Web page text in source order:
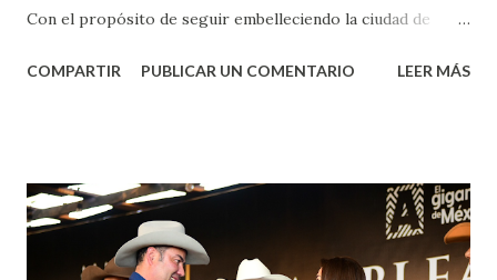
Con el propósito de seguir embelleciendo la ciudad de
municipal, Leo Montañez dio inicio al programa
Corazón Urbano y el Municipio capital. Leo Montañez
informó que en este programa se usarán cerca de 90 mil
metros cuadrados de pintura, para dar inicio en la calle
COMPARTIR PUBLICAR UN COMENTARIO LEER MÁS